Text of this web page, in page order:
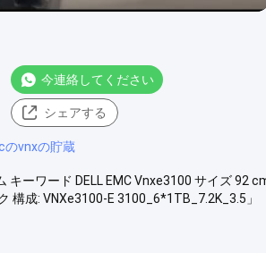
今連絡してください
シェアする
vnxの貯蔵
ーワード DELL EMC Vnxe3100 サイズ 92
成: VNXe3100-E 3100_6*1TB_7.2K_3.5」